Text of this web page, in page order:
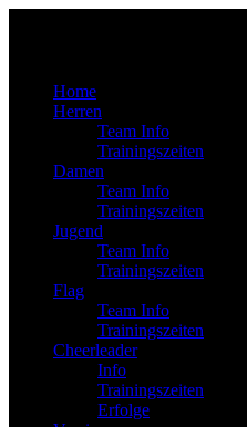
Home
Herren
Team Info
Trainingszeiten
Damen
Team Info
Trainingszeiten
Jugend
Team Info
Trainingszeiten
Flag
Team Info
Trainingszeiten
Cheerleader
Info
Trainingszeiten
Erfolge